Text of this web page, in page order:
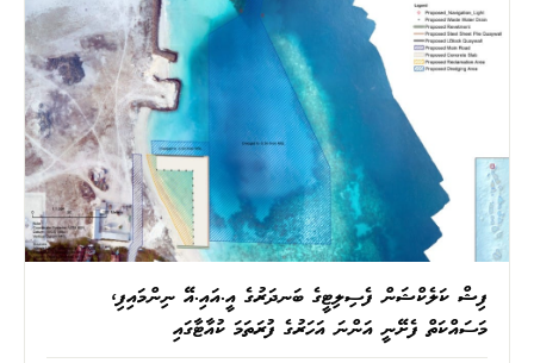
ފިޝް ކަލެކްޝަން ފެސިލިޓީގެ ބަނދަރުގެ އީ.އައި.އޭ ނިންމައިފި،
މަސައްކަތް ފެށޭނީ އަންނަ އަހަރުގެ ފުރަތަމަ ކުއާޓާގައި